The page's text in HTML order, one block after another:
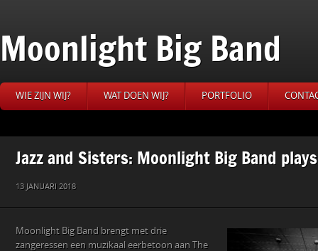
Moonlight Big Band
WIE ZIJN WIJ? WAT DOEN WIJ? PORTFOLIO
Jazz and Sisters: Moonlight Big Band
13 JANUARI 2018
Moonlight Big Band brengt met drie
zangeressen een muzikaal eerbetoon aan The